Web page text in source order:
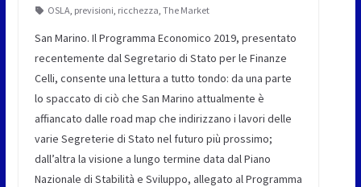
OSLA, previsioni, ricchezza, The Market
San Marino. Il Programma Economico 2019, presentato
recentemente dal Segretario di Stato per le Finanze
Celli, consente una lettura a tutto tondo: da una parte
lo spaccato di ciò che San Marino attualmente è
affiancato dalle road map che indirizzano i lavori delle
varie Segreterie di Stato nel futuro più prossimo;
dall’altra la visione a lungo termine data dal Piano
Nazionale di Stabilità e Sviluppo, allegato al Programma